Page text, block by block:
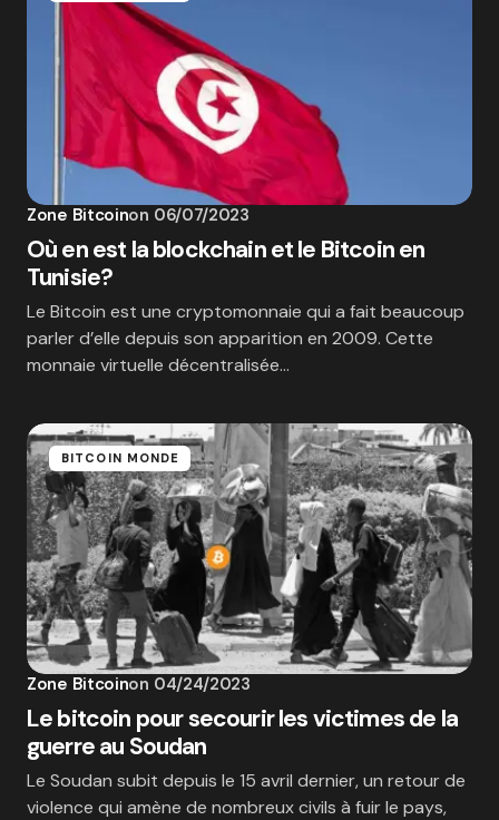
Zone Bitcoinon 06/07/2023
Où en est la blockchain et le Bitcoin en
Tunisie?
Le Bitcoin est une cryptomonnaie qui a fait beaucoup
parler d’elle depuis son apparition en 2009. Cette
monnaie virtuelle décentralisée…
BITCOIN MONDE
Zone Bitcoinon 04/24/2023
Le bitcoin pour secourir les victimes de la
guerre au Soudan
Le Soudan subit depuis le 15 avril dernier, un retour de
violence qui amène de nombreux civils à fuir le pays,